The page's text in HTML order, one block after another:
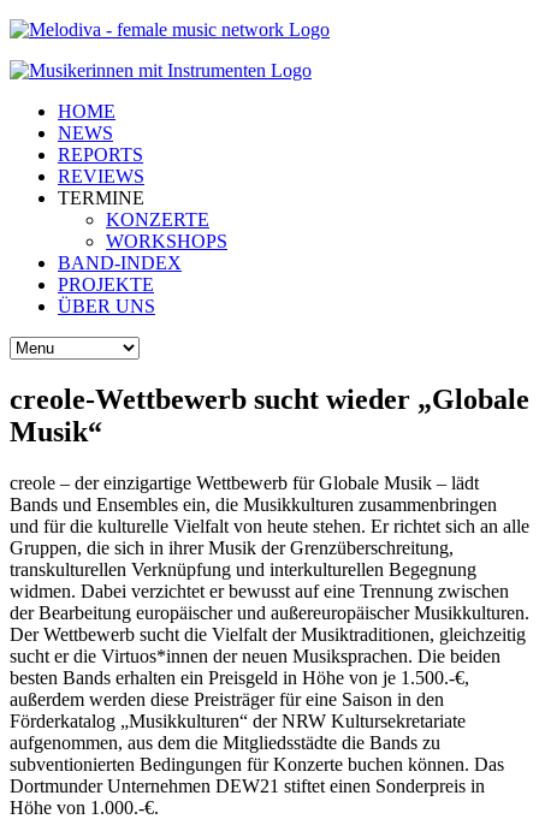
HOME
NEWS
REPORTS
REVIEWS
TERMINE
KONZERTE
WORKSHOPS
BAND-INDEX
PROJEKTE
ÜBER UNS
creole-Wettbewerb sucht wieder „Globale
Musik“
creole – der einzigartige Wettbewerb für Globale Musik – lädt
Bands und Ensembles ein, die Musikkulturen zusammenbringen
und für die kulturelle Vielfalt von heute stehen. Er richtet sich an alle
Gruppen, die sich in ihrer Musik der Grenzüberschreitung,
transkulturellen Verknüpfung und interkulturellen Begegnung
widmen. Dabei verzichtet er bewusst auf eine Trennung zwischen
der Bearbeitung europäischer und außereuropäischer Musikkulturen.
Der Wettbewerb sucht die Vielfalt der Musiktraditionen, gleichzeitig
sucht er die Virtuos*innen der neuen Musiksprachen. Die beiden
besten Bands erhalten ein Preisgeld in Höhe von je 1.500.-€,
außerdem werden diese Preisträger für eine Saison in den
Förderkatalog „Musikkulturen“ der NRW Kultursekretariate
aufgenommen, aus dem die Mitgliedsstädte die Bands zu
subventionierten Bedingungen für Konzerte buchen können. Das
Dortmunder Unternehmen DEW21 stiftet einen Sonderpreis in
Höhe von 1.000.-€.